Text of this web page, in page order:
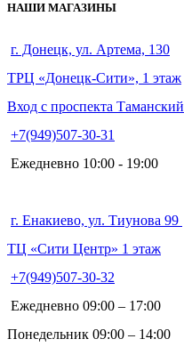
НАШИ МАГАЗИНЫ
г. Донецк, ул. Артема, 130
ТРЦ «Донецк-Сити», 1 этаж
Вход с проспекта Таманский
+7(949)507-30-31
Ежедневно 10:00 - 19:00
г. Енакиево, ул. Тиунова 99
ТЦ «Сити Центр» 1 этаж
+7(949)507-30-32
Ежедневно 09:00 – 17:00
Понедельник 09:00 – 14:00